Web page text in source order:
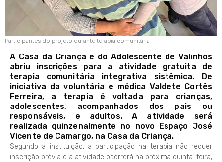
Participantes do projeto durante terapia comunitária
A Casa da Criança e do Adolescente de Valinhos
abriu inscrições para a atividade gratuita de
terapia comunitária integrativa sistêmica. De
iniciativa da voluntária e médica Valdete Cortês
Ferreira, a terapia é voltada para crianças,
adolescentes, acompanhados dos pais ou
responsáveis, e adultos. A atividade será
realizada quinzenalmente no novo Espaço José
Vicente de Camargo, na Casa da Criança.
Segundo a instituição, a participação na terapia não requer
inscrição prévia e a atividade ocorrerá na próxima quinta-feira,